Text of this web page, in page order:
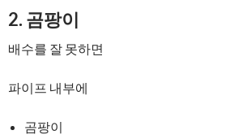
2. 곰팡이
배수를 잘 못하면
파이프 내부에
곰팡이